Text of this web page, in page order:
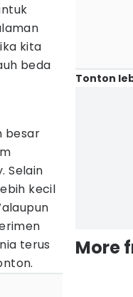
kita
beda
besar
Selain
kecil
terus
Tonton
More